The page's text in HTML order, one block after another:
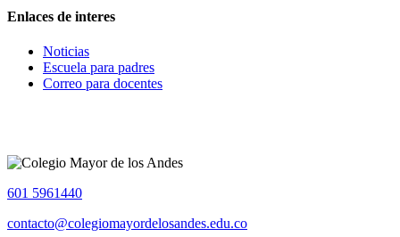
Enlaces de interes
Noticias
Escuela para padres
Correo para docentes
601 5961440
contacto@colegiomayordelosandes.edu.co